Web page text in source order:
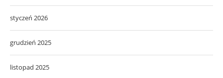
styczeń 2026
grudzień 2025
listopad 2025